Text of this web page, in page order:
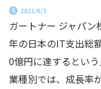
2021/6/3
ガートナー ジャパ
年の日本のIT支出総
0億円に達するという
業種別では、成長率